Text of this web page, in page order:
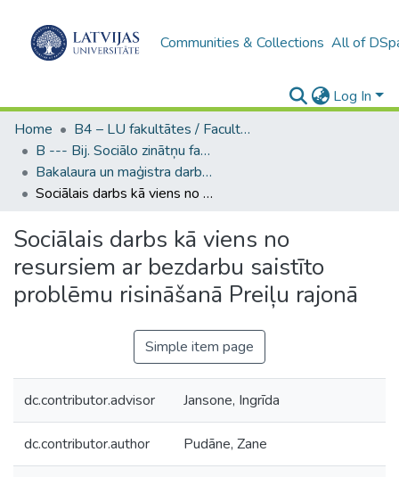
Communities & Collections All of
Log In
Home
B4 – LU fakultātes / Faculties of the UL
B --- Bij. Sociālo zinātņu fakultātes noslēguma darbi / Faculty of Social Sciences - Graduate works
Bakalaura un maģistra darbi (SZF) / Bachelor's and Master's theses
Sociālais darbs kā viens no resursiem ar bezdarbu saistīto problēmu risināšanā Preiļu rajonā
Sociālais darbs kā viens no
resursiem ar bezdarbu saistīto
problēmu risināšanā Preiļu rajonā
Simple item page
dc.contributor.advisor Jansone, Ingrīda
dc.contributor.author Pudāne, Zane